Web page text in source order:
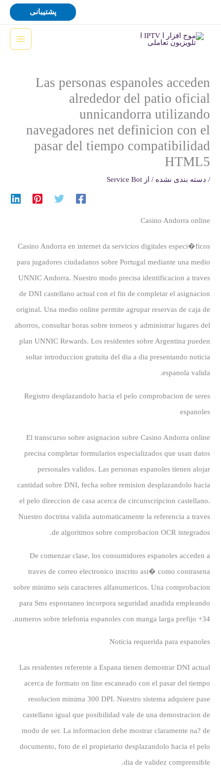
پشتیبانی
Las personas espanoles acceden
alrededor del patio oficial
unnicandorra utilizando
navegadores net definicion con el
pasar del tiempo compatibilidad
HTML5
/ دسته بندی نشده / از Service Bot
Casino Andorra online
Casino Andorra en internet da servicios digitales especi�ficos
para jugadores ciudadanos sobre Portugal mediante una medio
UNNIC Andorra. Nuestro modo precisa identificacion a traves
de DNI castellano actual con el fin de completar el asignacion
original. Una medio online permite agrupar reservas de caja de
ahorros, consultar horas sobre torneos y administrar lugares del
plan UNNIC Rewards. Los residentes sobre Argentina pueden
soltar introduccion gratuita del dia a dia presentando noticia
espanola valida.
Registro desplazandolo hacia el pelo comprobacion de seres
espanoles
El transcurso sobre asignacion sobre Casino Andorra online
precisa completar formularios especializados que usan datos
personales validos. Las personas espanoles tienen alojar
cantidad sobre DNI, fecha sobre remision desplazandolo hacia
el pelo direccion de casa acerca de circunscripcion castellano.
Nuestro doctrina valida automaticamente la referencia a traves
de algoritmos sobre comprobacion OCR integrados.
De comenzar clase, los consumidores espanoles acceden a
traves de correo electronico inscrito asi� como contrasena
sobre minimo seis caracteres alfanumericos. Una comprobacion
para Sms espontaneo incorpora seguridad anadida empleando
numeros sobre telefonia espanoles con manga larga prefijo +34.
Noticia requerida para espanoles
Las residentes referente a Espana tienen demostrar DNI actual
acerca de formato on line escaneado con el pasar del tiempo
resolucion minima 300 DPI. Nuestro sistema adquiere pase
castellano igual que posibilidad vale de una demostracion de
modo de ser. La informacion debe mostrar claramente na? de
documento, foto de el propietario desplazandolo hacia el pelo
dia de validez comprensible.